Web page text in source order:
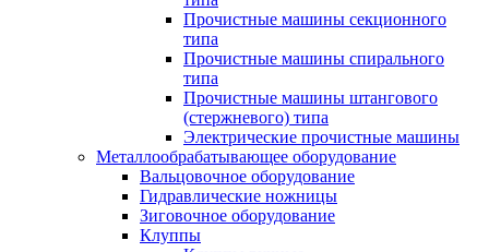
Прочистные машины секционного
типа
Прочистные машины спирального
типа
Прочистные машины штангового
(стержневого) типа
Электрические прочистные машины
Металлообрабатывающее оборудование
Вальцовочное оборудование
Гидравлические ножницы
Зиговочное оборудование
Клуппы